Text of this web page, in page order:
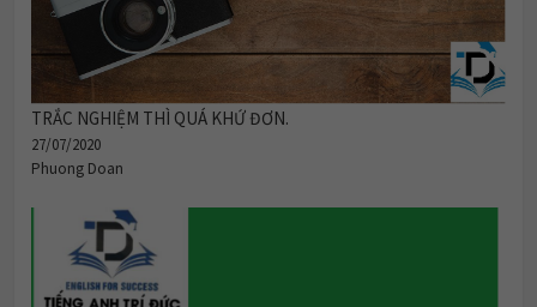
TRẮC NGHIỆM THÌ QUÁ KHỨ ĐƠN.
27/07/2020
Phuong Doan